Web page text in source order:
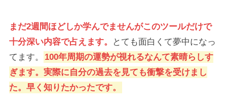
まだ2週間ほどしか学んでませんがこのツールだけで
十分深い内容で占えます。
とても面白くて夢中になっ
てます。
100年周期の運勢が視れるなんて素晴らしす
ぎます。実際に自分の過去を見ても衝撃を受けまし
た。早く知りたかったです。